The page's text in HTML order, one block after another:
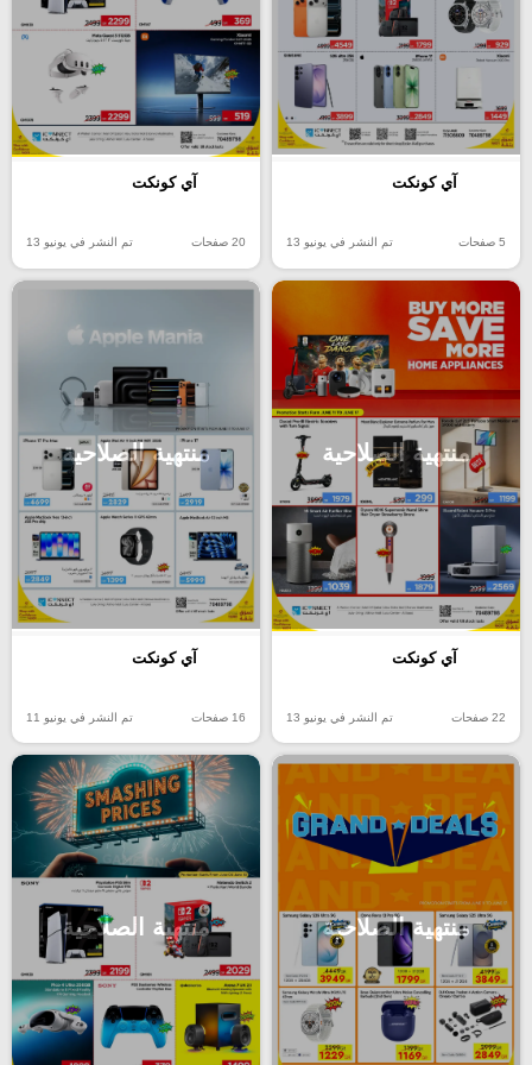
آي كونكت
5 صفحات تم النشر في يونيو 13
آي كونكت
20 صفحات تم النشر في يونيو 13
منتهية الصلاحية
آي كونكت
22 صفحات تم النشر في يونيو 13
منتهية الصلاحية
آي كونكت
16 صفحات تم النشر في يونيو 11
منتهية الصلاحية منتهية الصلاحية